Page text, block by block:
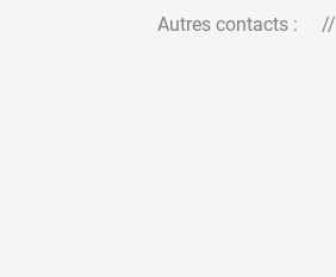
Autres contacts : //